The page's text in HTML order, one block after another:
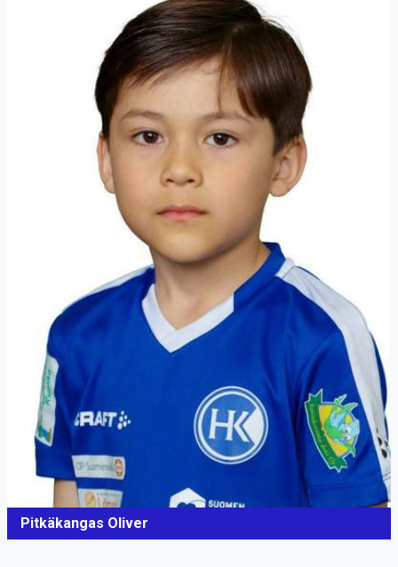
Pitkäkangas Oliver